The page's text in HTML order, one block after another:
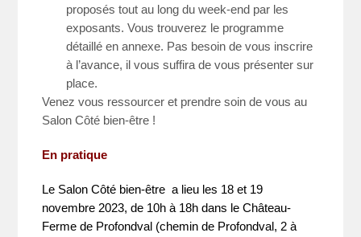
proposés tout au long du week-end par les
exposants. Vous trouverez le programme
détaillé en annexe. Pas besoin de vous inscrire
à l’avance, il vous suffira de vous présenter sur
place.
Venez vous ressourcer et prendre soin de vous au
Salon Côté bien-être !
En pratique
Le Salon Côté bien-être a lieu les 18 et 19
novembre 2023, de 10h à 18h dans le Château-
Ferme de Profondval (chemin de Profondval, 2 à